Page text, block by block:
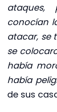
ataques,
conocían
atacar, se
se
había
había
de sus